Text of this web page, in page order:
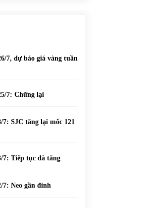
7, dự báo giá vàng tuần
7: Chững lại
7: SJC tăng lại mốc 121
7: Tiếp tục đà tăng
7: Neo gần đỉnh